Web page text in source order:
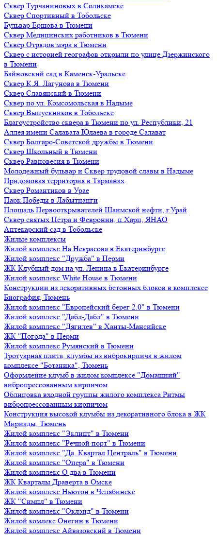
Сквер Турчаниновых в Соликамске
Сквер Спортивный в Тобольске
Бульвар Ершова в Тюмени
Сквер Медицинских работников в Тюмени
Сквер Отрядов мэра в Тюмени
Сквер с историей географов открыли по улице Дзержинского
в Тюмени
Байновский сад в Каменск-Уральске
Сквер К.Я. Лагунова в Тюмени
Сквер Славянский в Тюмени
Сквер по ул. Комсомольская в Надыме
Сквер Выпускников в Тобольске
Благоустройство сквера в Тюмени по ул. Республики, 21
Аллея имени Салавата Юлаева в городе Салават
Сквер Болгаро-Советской дружбы в Тюмени
Сквер Школьный в Тюмени
Сквер Равновесия в Тюмени
Молодежный бульвар и Сквер трудовой славы в Надыме
Придомовая территория в Тарманах
Сквер Романтиков в Урае
Парк Победы в Лабытнанги
Площадь Первооткрывателей Шаимской нефти, г.Урай
Сквер святых Петра и Февронии, п.Харп, ЯНАО
Аптекарский сад в Тобольске
Жилые комплексы
Жилой комплекс На Некрасова в Екатеринбурге
Жилой комплекс "Дружба" в Перми
ЖК Клубный дом на ул. Ленина в Екатеринбурге
Жилой комплекс White House в Тюмени
Конструкции из декоративных бетонных блоков в комплексе
Биография, Тюмень
Жилой комплекс "Европейский берег 2.0" в Тюмени
Жилой комплекс "Дабл-Дабл" в Тюмени
Жилой комплекс "Дягилев" в Ханты-Мансийске
ЖК "Погода" в Перми
Жилой комплекс Румянский в Тюмени
Тротуарная плита, клумбы из виброкирпича в жилом
комплексе "Ботаника", Тюмень
Оформление клумб в жилом комплексе "Домашний"
вибропрессованным кирпичом
Облицовка входной группы жилого комплекса Ритмы
вибропрессованным кирпичом
Конструкция высокой клумбы из декоративного блока в ЖК
Мириады, Тюмень
Жилой комплекс "Эклипт" в Тюмени
Жилой комплекс "Речной порт" в Тюмени
Жилой комплекс "Да. Квартал Централь" в Тюмени
Жилой комплекс "Опера" в Тюмени
Жилой комплекс О два в Тюмени
ЖК Кварталы Драверта в Омске
Жилой комплекс Ньютон в Челябинске
ЖК "Симпл" в Тюмени
Жилой комплекс "Оклэнд" в Тюмени
Жилой комлекс Онегин в Тюмени
Жилой комплекс Айвазовский в Тюмени